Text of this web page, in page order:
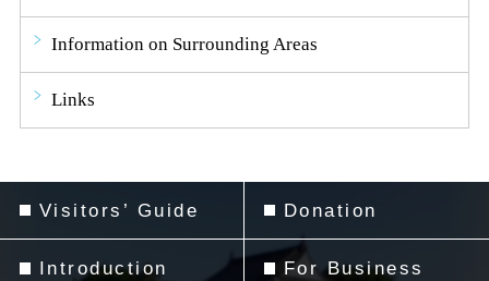
Information on Surrounding Areas
Links
Visitors’ Guide
Introduction
Donation
For Business